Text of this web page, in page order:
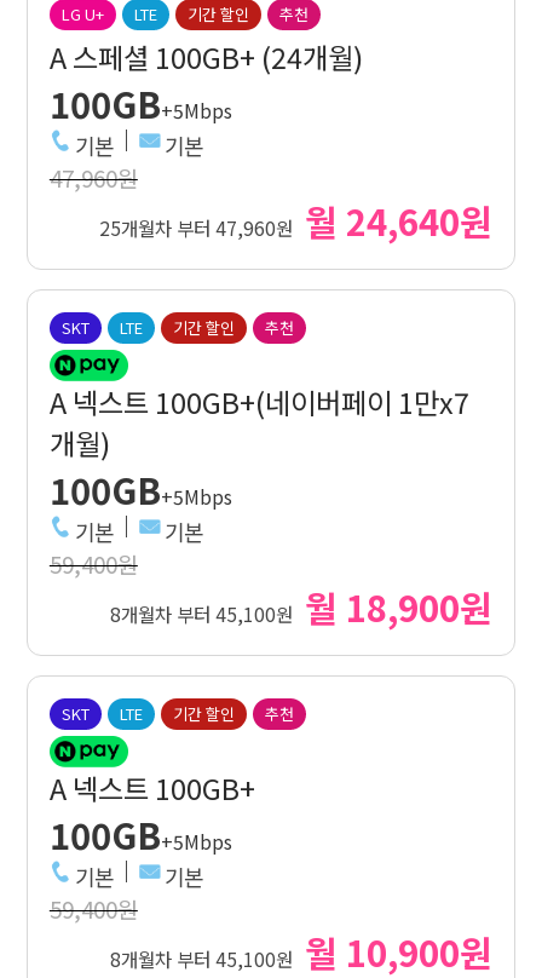
LG U+ LTE 기간 할인 추천
A 스페셜 100GB+ (24개월)
100GB+5Mbps
기본 기본
47,960원
25개월차 부터 47,960원 월 24,640원
SKT LTE 기간 할인 추천
A 넥스트 100GB+(네이버페이 1만x7
개월)
100GB+5Mbps
기본 기본
59,400원
8개월차 부터 45,100원 월 18,900원
SKT LTE 기간 할인 추천
A 넥스트 100GB+
100GB+5Mbps
기본 기본
59,400원
8개월차 부터 45,100원 월 10,900원